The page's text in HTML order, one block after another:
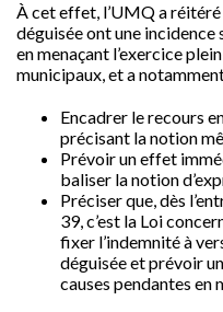
À cet effet, l’UMQ a
déguisée ont une
en menaçant l’exercice
municipaux, et a
Encadrer le recours
précisant la notion
Prévoir un effet
baliser la notion
Préciser que, dès
39, c’est la Loi
fixer l’indemnité à
déguisée et prévoir
causes pendantes en